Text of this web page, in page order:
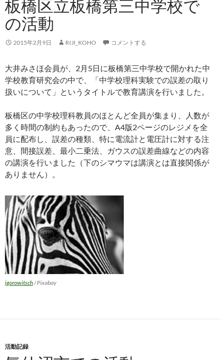
板橋区立板橋第三中学校で
の活動
2015年2月9日 RIJI_KOHO コメントする
大井みさほ会員が、2月5日に板橋第三中学校で開かれた中
学校教育研究会の中で、「中学校理科実験での誤差の取り
扱いについて」というタイトルで教育講演を行いました。
板橋区の中学校理科教員のほとんど全員が集まり、人数が
多く時間の制約もあったので、A4版2ページのレジメを全
員に配布し、誤差の種類、特に電流計と電圧計に対する注
意、間接誤差、最小二乗法、ガウスの誤差曲線などの内容
の講演を行いました（下のシマウマは講演とは直接関係が
ありません）。
igorowitsch/ Pixabay
活動記録